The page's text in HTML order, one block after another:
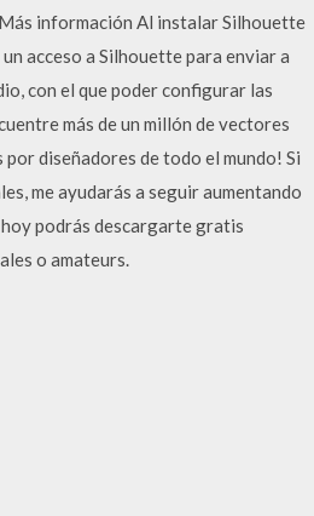
información Al instalar Silhouette
acceso a Silhouette para enviar a
con el que poder configurar las
más de un millón de vectores
diseñadores de todo el mundo! Si
me ayudarás a seguir aumentando
podrás descargarte gratis
o amateurs.